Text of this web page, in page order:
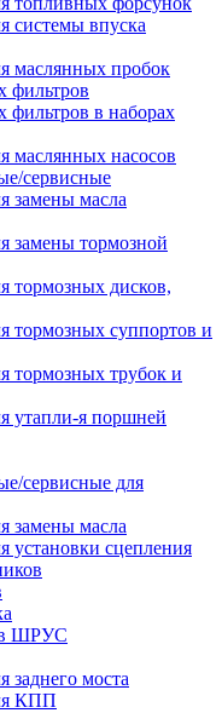
системы впуска
маслянных пробок
фильтров
в наборах
маслянных насосов
сервисные
замены масла
замены тормозной
тормозных дисков,
тормозных суппортов и
тормозных трубок и
утапли-я поршней
сервисные для
замены масла
установки сцепления
ШРУС
заднего моста
КПП